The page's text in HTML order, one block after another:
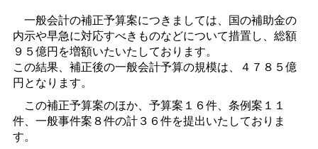
一般会計の補正予算案につきましては、国の補助金の
内示や早急に対応すべきものなどについて措置し、総額
９５億円を増額いたいたしております。
この結果、補正後の一般会計予算の規模は、４７８５億
円となります。
この補正予算案のほか、予算案１６件、条例案１１
件、一般事件案８件の計３６件を提出いたしておりま
す。